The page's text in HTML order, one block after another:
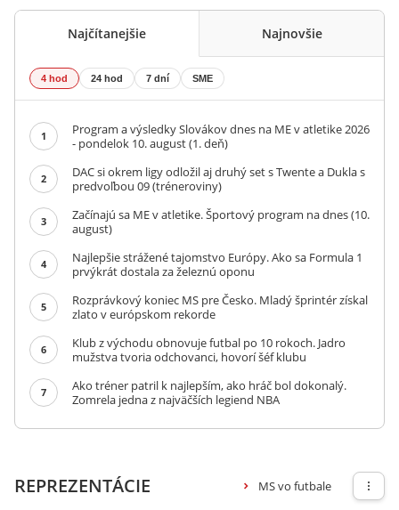
Najčítanejšie Najnovšie
4 hod 24 hod 7 dní SME
1
Program a výsledky Slovákov dnes na ME v atletike 2026
- pondelok 10. august (1. deň)
2
DAC si okrem ligy odložil aj druhý set s Twente a Dukla s
predvoľbou 09 (tréneroviny)
3
Začínajú sa ME v atletike. Športový program na dnes (10.
august)
4
Najlepšie strážené tajomstvo Európy. Ako sa Formula 1
prvýkrát dostala za železnú oponu
5
Rozprávkový koniec MS pre Česko. Mladý šprintér získal
zlato v európskom rekorde
6
Klub z východu obnovuje futbal po 10 rokoch. Jadro
mužstva tvoria odchovanci, hovorí šéf klubu
7
Ako tréner patril k najlepším, ako hráč bol dokonalý.
Zomrela jedna z najväčších legiend NBA
REPREZENTÁCIE MS vo futbale